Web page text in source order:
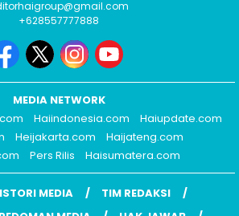
+628557777888
MEDIA NETWORK
Haiindonesia.com
Haiupdate.com
Heijakarta.com
Haijateng.com
Pers Rilis Haisumatera.com
MEDIA
TIM REDAKSI